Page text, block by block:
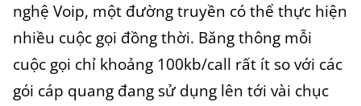
nghệ Voip, một đường truyền có thể thực hiện
nhiều cuộc gọi đồng thời. Băng thông mỗi
cuộc gọi chỉ khoảng 100kb/call rất ít so với các
gói cáp quang đang sử dụng lên tới vài chục